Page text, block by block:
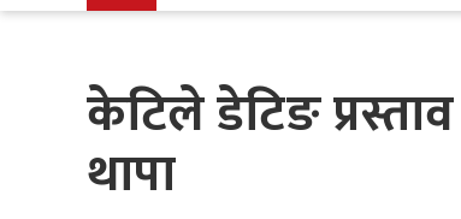
केटिले डेटिङ
थापा